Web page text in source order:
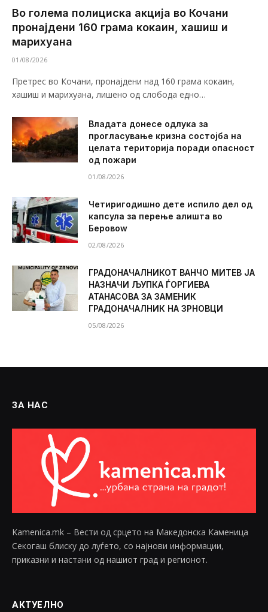
Во голема полициска акција во Кочани
пронајдени 160 грама кокаин, хашиш и
марихуана
01/08/2026
Претрес во Кочани, пронајдени над 160 грама кокаин,
хашиш и марихуана, лишено од слобода едно…
Владата донесе одлука за
прогласување кризна состојба на
целата територија поради опасност
од пожари
01/08/2026
Четиригодишно дете испило дел од
капсула за перење алишта во
Беровоw
02/08/2026
ГРАДОНАЧАЛНИКОТ ВАНЧО МИТЕВ ЈА
НАЗНАЧИ ЉУПКА ЃОРГИЕВА
АТАНАСОВА ЗА ЗАМЕНИК
ГРАДОНАЧАЛНИК НА ЗРНОВЦИ
05/08/2026
ЗА НАС
Kamenica.mk – Вести од срцето на Македонска Каменица
Секогаш блиску до луѓето, со најнови информации,
приказни и настани од нашиот град и регионот.
АКТУЕЛНО